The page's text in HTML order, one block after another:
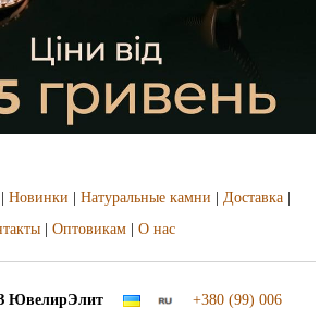
Новинки Натуральные камни Доставка
Оптовикам О нас
ЮвелирЭлит
+380 (99) 006